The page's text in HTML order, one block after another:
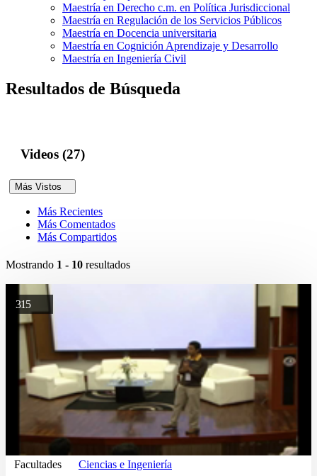
Maestría en Derecho c.m. en Política Jurisdiccional
Maestría en Regulación de los Servicios Públicos
Maestría en Docencia universitaria
Maestría en Cognición Aprendizaje y Desarrollo
Maestría en Ingeniería Civil
Resultados de Búsqueda
Videos (27)
Más Vistos
Más Recientes
Más Comentados
Más Compartidos
Mostrando 1 - 10 resultados
315
Facultades Ciencias e Ingeniería